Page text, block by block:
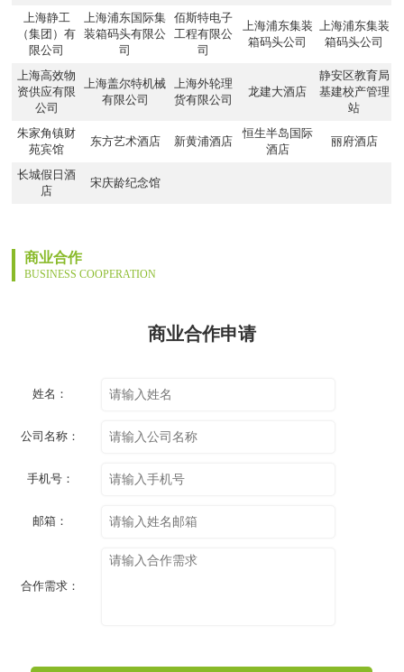
上海静工
（集团）有
限公司
上海浦东国际集
装箱码头有限公
司
佰斯特电子
工程有限公
司
上海浦东集装
箱码头公司
上海浦东集装
箱码头公司
上海高效物
资供应有限
公司
上海盖尔特机械
有限公司
上海外轮理
货有限公司
龙建大酒店
静安区教育局
基建校产管理
站
朱家角镇财
苑宾馆
东方艺术酒店 新黄浦酒店
恒生半岛国际
酒店
丽府酒店
长城假日酒
店
宋庆龄纪念馆
商业合作
BUSINESS COOPERATION
商业合作申请
姓名：
公司名称：
手机号：
邮箱：
合作需求：